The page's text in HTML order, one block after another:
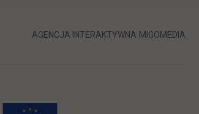
AGENCJA INTERAKTYWNA LINK OTWIERA
MIGOMEDIA